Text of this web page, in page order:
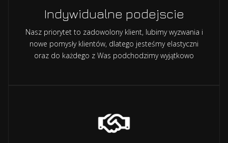
Indywidualne podejscie
Nasz priorytet to zadowolony klient, lubimy wyzwania i
nowe pomysły klientów, dlatego jesteśmy elastyczni
oraz do każdego z Was podchodzimy wyjątkowo